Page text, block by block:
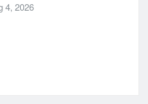
4, 2026